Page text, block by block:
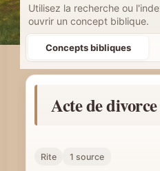
e
c
h
e
c
r
Utilisez la recherche ou
ouvrir un concept biblique.
Concepts bibliques
Acte de divorce
Rite 1 source